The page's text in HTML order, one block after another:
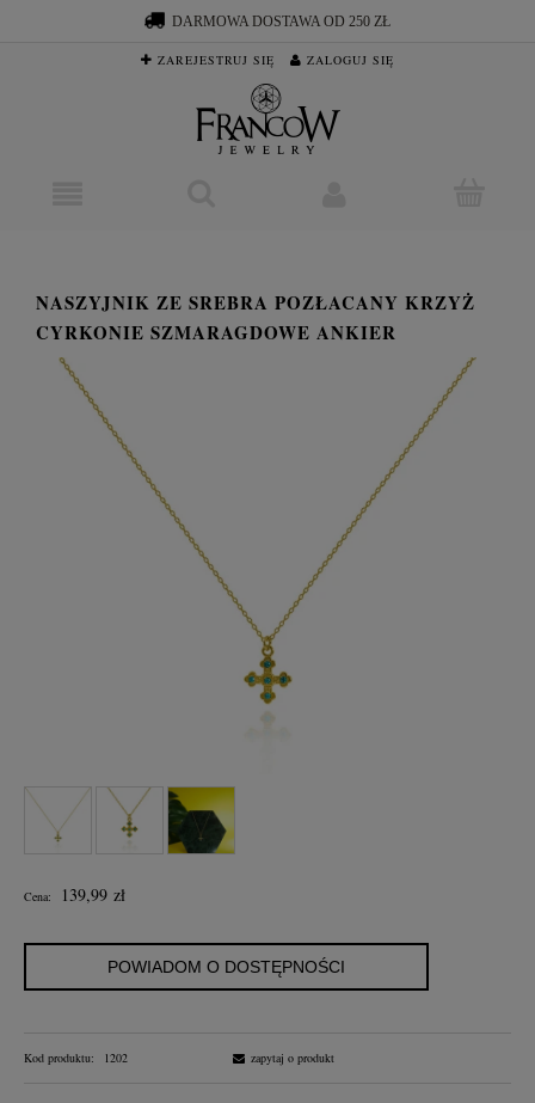
DARMOWA DOSTAWA OD 250 ZŁ
ZAREJESTRUJ SIĘ ZALOGUJ SIĘ
NASZYJNIK ZE SREBRA POZŁACANY KRZYŻ
CYRKONIE SZMARAGDOWE ANKIER
Cena: 139,99 zł
POWIADOM O DOSTĘPNOŚCI
Kod produktu: 1202 zapytaj o produkt